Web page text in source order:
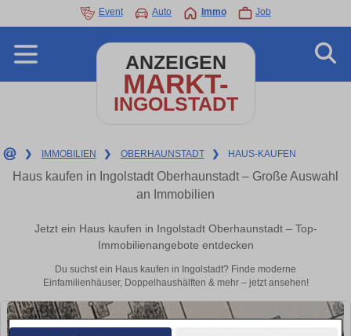
Event Auto Immo Job
ANZEIGEN
MARKT-
INGOLSTADT
❯ IMMOBILIEN ❯ OBERHAUNSTADT ❯ HAUS-KAUFEN
Haus kaufen in Ingolstadt Oberhaunstadt – Große Auswahl
an Immobilien
Jetzt ein Haus kaufen in Ingolstadt Oberhaunstadt – Top-
Immobilienangebote entdecken
Du suchst ein Haus kaufen in Ingolstadt? Finde moderne
Einfamilienhäuser, Doppelhaushälften & mehr – jetzt ansehen!